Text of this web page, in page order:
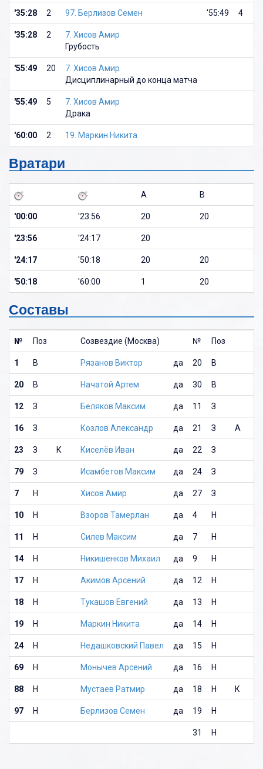
'35:28 2 97. Берлизов Семен '55:49 4
'35:28 2
7. Хисов Амир
Грубость
'55:49 20
7. Хисов Амир
Дисциплинарный до конца матча
'55:49 5
7. Хисов Амир
Драка
'60:00 2 19. Маркин Никита
Вратари
A B
'00:00 '23:56 20 20
'23:56 '24:17 20
'24:17 '50:18 20 20
'50:18 '60:00 1 20
Составы
№ Поз Созвездие (Москва) № Поз
1 В Рязанов Виктор да 20 В
20 В Начатой Артем да 30 В
12 З Беляков Максим да 11 З
16 З Козлов Александр да 21 З А
23 З К Киселёв Иван да 22 З
79 З Исамбетов Максим да 24 З
7 Н Хисов Амир да 27 З
10 Н Взоров Тамерлан да 4 Н
11 Н Силев Максим да 7 Н
14 Н Никишенков Михаил да 9 Н
17 Н Акимов Арсений да 12 Н
18 Н Тукашов Евгений да 13 Н
19 Н Маркин Никита да 14 Н
24 Н Недашковский Павел да 15 Н
69 Н Монычев Арсений да 16 Н
88 Н Мустаев Ратмир да 18 Н К
97 Н Берлизов Семен да 19 Н
31 Н